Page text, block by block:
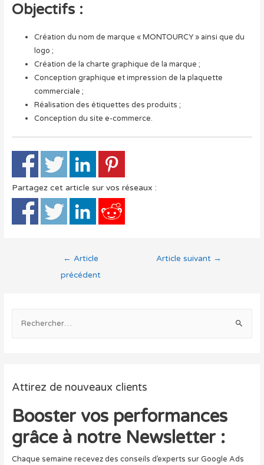
Objectifs :
Création du nom de marque « MONTOURCY » ainsi que du
logo ;
Création de la charte graphique de la marque ;
Conception graphique et impression de la plaquette
commerciale ;
Réalisation des étiquettes des produits ;
Conception du site e-commerce.
Partagez cet article sur vos réseaux :
Navigation
← Article
précédent
Article suivant →
r
e
r
Attirez de nouveaux clients
Booster vos performances
grâce à notre Newsletter :
Chaque semaine recevez des conseils d’experts sur Google Ads